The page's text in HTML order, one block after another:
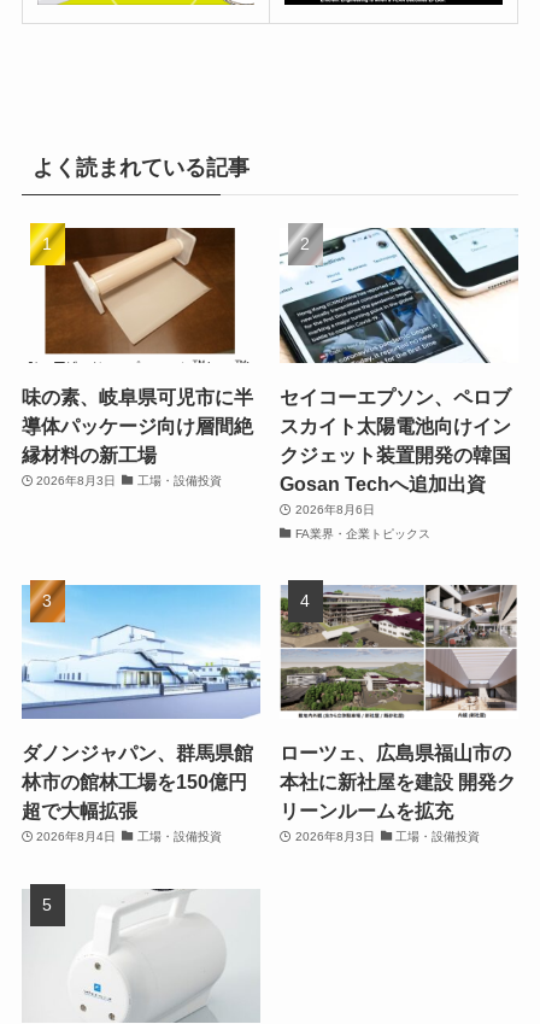
よく読まれている記事
味の素、岐阜県可児市に半
導体パッケージ向け層間絶
縁材料の新工場
2026年8月3日 工場・設備投資
セイコーエプソン、ペロブ
スカイト太陽電池向けイン
クジェット装置開発の韓国
Gosan Techへ追加出資
2026年8月6日
FA業界・企業トピックス
ダノンジャパン、群馬県館
林市の館林工場を150億円
超で大幅拡張
2026年8月4日 工場・設備投資
ローツェ、広島県福山市の
本社に新社屋を建設 開発ク
リーンルームを拡充
2026年8月3日 工場・設備投資